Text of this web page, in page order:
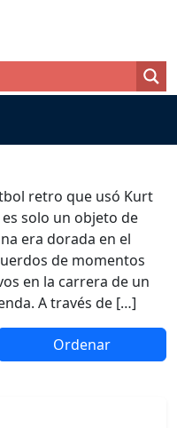
retro que usó Kurt
solo un objeto de
era dorada en el
de momentos
en la carrera de un
A través de […]
Ordenar